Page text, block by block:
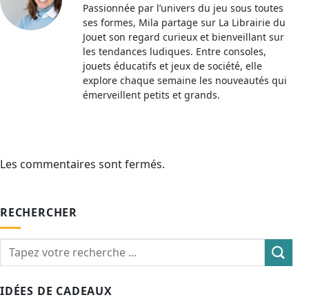
Passionnée par l’univers du jeu sous toutes
ses formes, Mila partage sur La Librairie du
Jouet son regard curieux et bienveillant sur
les tendances ludiques. Entre consoles,
jouets éducatifs et jeux de société, elle
explore chaque semaine les nouveautés qui
émerveillent petits et grands.
Les commentaires sont fermés.
RECHERCHER
IDÉES DE CADEAUX